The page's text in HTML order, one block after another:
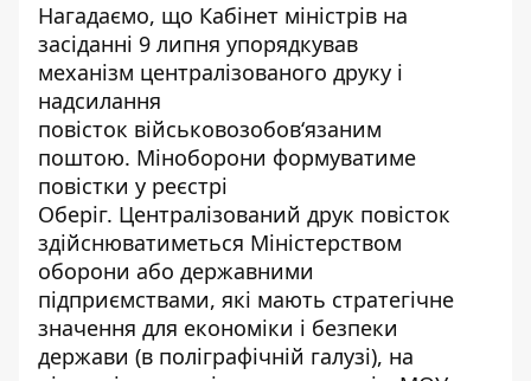
Нагадаємо, що Кабінет міністрів на
засіданні 9 липня упорядкував
механізм централізованого друку і
надсилання
повісток військовозобов‘язаним
поштою. Міноборони формуватиме
повістки у реєстрі
Оберіг. Централізований друк повісток
здійснюватиметься Міністерством
оборони або державними
підприємствами, які мають стратегічне
значення для економіки і безпеки
держави (в поліграфічній галузі), на